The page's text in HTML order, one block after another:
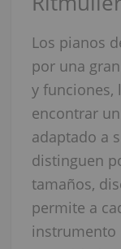
Los pianos
por una
y funciones,
encontrar
adaptado a
distinguen
tamaños,
permite a
instrumento